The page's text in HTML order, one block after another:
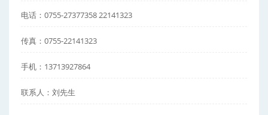
电话：0755-27377358 22141323
传真：0755-22141323
手机：13713927864
联系人：刘先生